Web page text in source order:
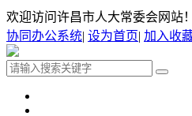
欢迎访问许昌市人大常委会网站！
协同办公系统| 设为首页| 加入收